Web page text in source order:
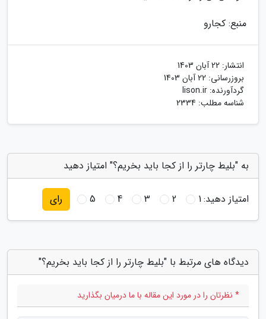
منبع: کجارو
انتشار: 22 آبان 1403
بروزرسانی: 22 آبان 1403
گردآورنده: lison.ir
شناسه مطلب: 2334
به "بلیط چارتر را از کجا باید بخریم؟" امتیاز دهید
امتیاز دهید:1
2
3
4
5 رای
دیدگاه های مرتبط با "بلیط چارتر را از کجا باید بخریم؟"
* نظرتان را در مورد این مقاله با ما درمیان بگذارید